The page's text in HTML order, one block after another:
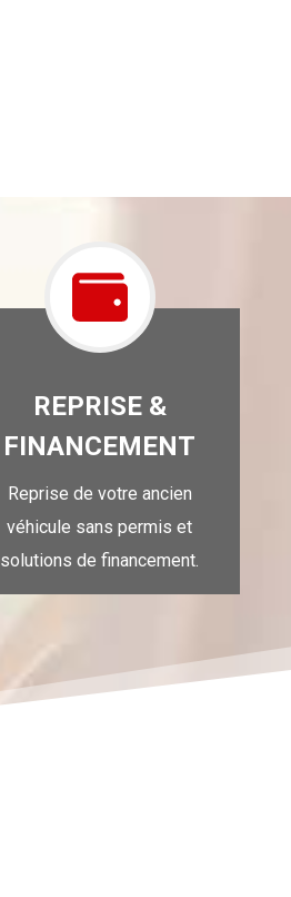
REPRISE &
FINANCEMENT
Reprise de votre ancien
véhicule sans permis et
solutions de financement.